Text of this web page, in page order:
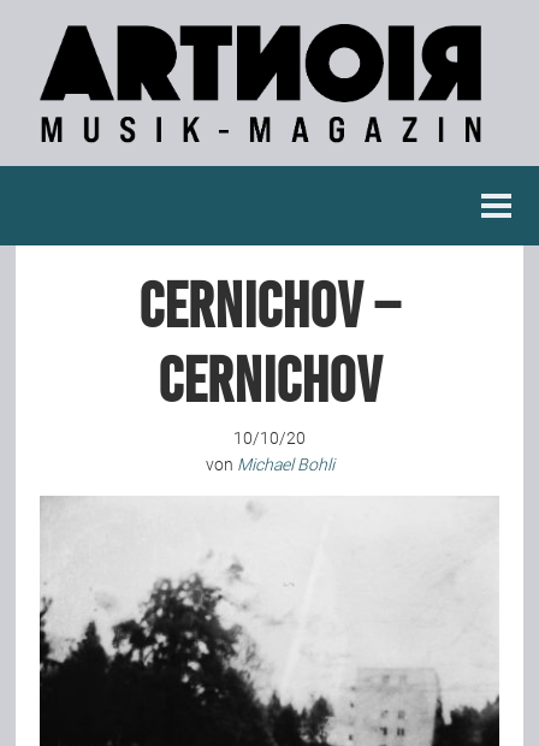
Konzertberichte
Fotoreportagen
Bild-Archiv
Cernichov –
Cernichov
10/10/20
von Michael Bohli